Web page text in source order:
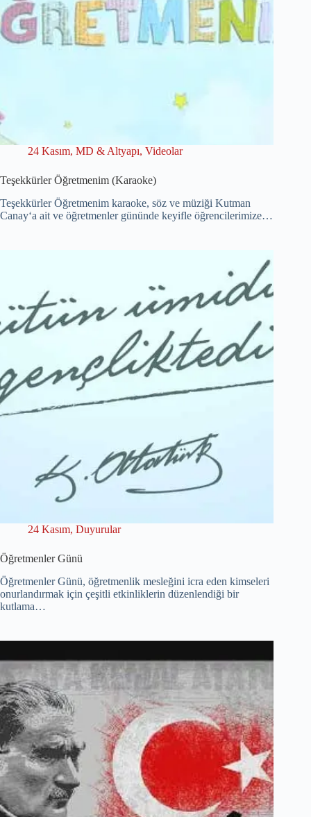
24 Kasım, MD & Altyapı, Videolar
Teşekkürler Öğretmenim (Karaoke)
Teşekkürler Öğretmenim karaoke, söz ve müziği Kutman
Canay‘a ait ve öğretmenler gününde keyifle öğrencilerimize…
24 Kasım, Duyurular
Öğretmenler Günü
Öğretmenler Günü, öğretmenlik mesleğini icra eden kimseleri
onurlandırmak için çeşitli etkinliklerin düzenlendiği bir
kutlama…